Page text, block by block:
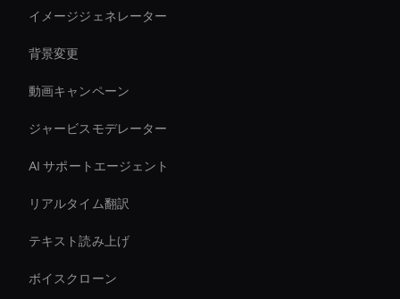
イメージジェネレーター
背景変更
動画キャンペーン
ジャービスモデレーター
AI サポートエージェント
リアルタイム翻訳
テキスト読み上げ
ボイスクローン